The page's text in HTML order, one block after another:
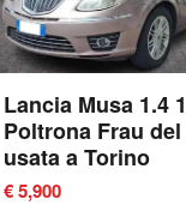
Lancia Musa 1.4
Poltrona Frau del
usata a Torino
€ 5,900